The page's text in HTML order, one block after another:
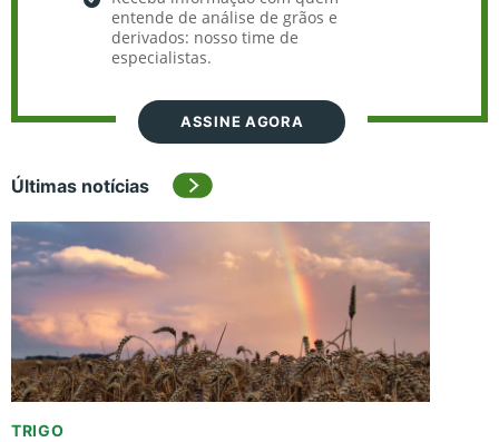
entende de análise de grãos e
derivados: nosso time de
especialistas.
ASSINE AGORA
Últimas notícias
TRIGO